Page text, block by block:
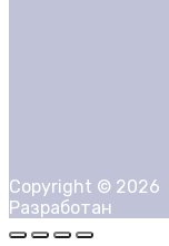
Copyright © 2026
Разработан